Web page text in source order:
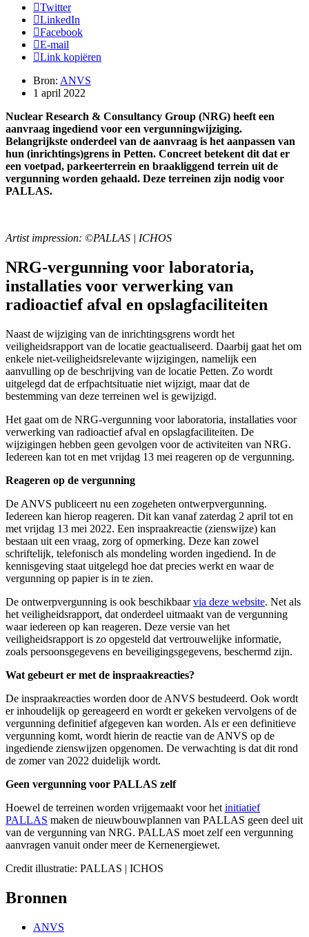
Twitter
LinkedIn
Facebook
E-mail
Link kopiëren
Bron: ANVS
1 april 2022
Nuclear Research & Consultancy Group (NRG) heeft een
aanvraag ingediend voor een vergunningwijziging.
Belangrijkste onderdeel van de aanvraag is het aanpassen van
hun (inrichtings)grens in Petten. Concreet betekent dit dat er
een voetpad, parkeerterrein en braakliggend terrein uit de
vergunning worden gehaald. Deze terreinen zijn nodig voor
PALLAS.
Artist impression: ©PALLAS | ICHOS
NRG-vergunning voor laboratoria,
installaties voor verwerking van
radioactief afval en opslagfaciliteiten
Naast de wijziging van de inrichtingsgrens wordt het
veiligheidsrapport van de locatie geactualiseerd. Daarbij gaat het om
enkele niet-veiligheidsrelevante wijzigingen, namelijk een
aanvulling op de beschrijving van de locatie Petten. Zo wordt
uitgelegd dat de erfpachtsituatie niet wijzigt, maar dat de
bestemming van deze terreinen wel is gewijzigd.
Het gaat om de NRG-vergunning voor laboratoria, installaties voor
verwerking van radioactief afval en opslagfaciliteiten. De
wijzigingen hebben geen gevolgen voor de activiteiten van NRG.
Iedereen kan tot en met vrijdag 13 mei reageren op de vergunning.
Reageren op de vergunning
De ANVS publiceert nu een zogeheten ontwerpvergunning.
Iedereen kan hierop reageren. Dit kan vanaf zaterdag 2 april tot en
met vrijdag 13 mei 2022. Een inspraakreactie (zienswijze) kan
bestaan uit een vraag, zorg of opmerking. Deze kan zowel
schriftelijk, telefonisch als mondeling worden ingediend. In de
kennisgeving staat uitgelegd hoe dat precies werkt en waar de
vergunning op papier is in te zien.
De ontwerpvergunning is ook beschikbaarvia deze website. Net als
het veiligheidsrapport, dat onderdeel uitmaakt van de vergunning
waar iedereen op kan reageren. Deze versie van het
veiligheidsrapport is zo opgesteld dat vertrouwelijke informatie,
zoals persoonsgegevens en beveiligingsgegevens, beschermd zijn.
Wat gebeurt er met de inspraakreacties?
De inspraakreacties worden door de ANVS bestudeerd. Ook wordt
er inhoudelijk op gereageerd en wordt er gekeken vervolgens of de
vergunning definitief afgegeven kan worden. Als er een definitieve
vergunning komt, wordt hierin de reactie van de ANVS op de
ingediende zienswijzen opgenomen. De verwachting is dat dit rond
de zomer van 2022 duidelijk wordt.
Geen vergunning voor PALLAS zelf
Hoewel de terreinen worden vrijgemaakt voor het initiatief
PALLAS maken de nieuwbouwplannen van PALLAS geen deel uit
van de vergunning van NRG. PALLAS moet zelf een vergunning
aanvragen vanuit onder meer de Kernenergiewet.
Credit illustratie: PALLAS | ICHOS
Bronnen
ANVS